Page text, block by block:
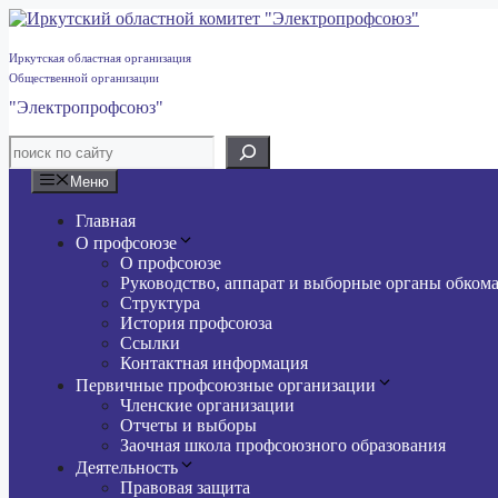
Перейти
содержимому
Иркутская областная организация
Общественной организации
"Электропрофсоюз"
Меню
Главная
О профсоюзе
О профсоюзе
Руководство, аппарат и выборные органы обкома
Структура
История профсоюза
Ссылки
Контактная информация
Первичные профсоюзные организации
Членские организации
Отчеты и выборы
Заочная школа профсоюзного образования
Деятельность
Правовая защита